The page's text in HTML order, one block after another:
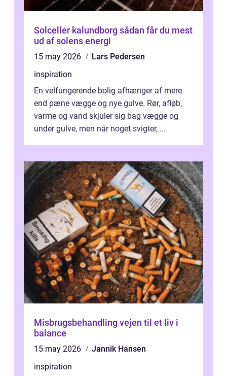
Solceller kalundborg sådan får du mest
ud af solens energi
15 may 2026
Lars Pedersen
inspiration
En velfungerende bolig afhænger af mere
end pæne vægge og nye gulve. Rør, afløb,
varme og vand skjuler sig bag vægge og
under gulve, men når noget svigter, ...
Misbrugsbehandling vejen til et liv i
balance
15 may 2026
Jannik Hansen
inspiration